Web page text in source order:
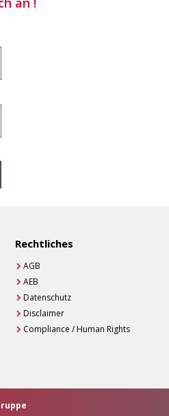
Rechtliches
AGB
AEB
Datenschutz
Disclaimer
Compliance / Human Rights